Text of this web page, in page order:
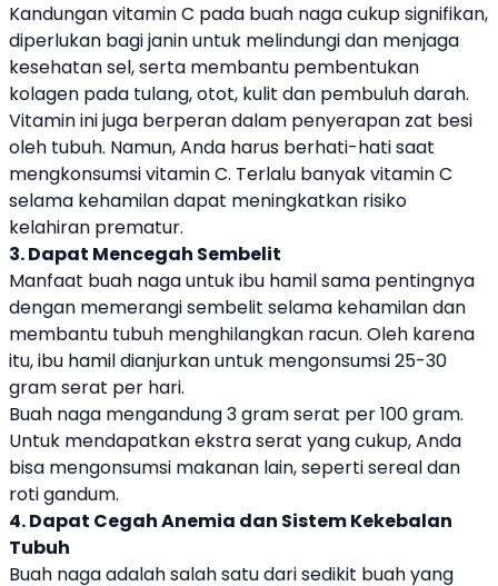
Kandungan vitamin C pada buah naga cukup signifikan,
diperlukan bagi janin untuk melindungi dan menjaga
kesehatan sel, serta membantu pembentukan
kolagen pada tulang, otot, kulit dan pembuluh darah.
Vitamin ini juga berperan dalam penyerapan zat besi
oleh tubuh. Namun, Anda harus berhati-hati saat
mengkonsumsi vitamin C. Terlalu banyak vitamin C
selama kehamilan dapat meningkatkan risiko
kelahiran prematur.
3. Dapat Mencegah Sembelit
Manfaat buah naga untuk ibu hamil sama pentingnya
dengan memerangi sembelit selama kehamilan dan
membantu tubuh menghilangkan racun. Oleh karena
itu, ibu hamil dianjurkan untuk mengonsumsi 25-30
gram serat per hari.
Buah naga mengandung 3 gram serat per 100 gram.
Untuk mendapatkan ekstra serat yang cukup, Anda
bisa mengonsumsi makanan lain, seperti sereal dan
roti gandum.
4. Dapat Cegah Anemia dan Sistem Kekebalan
Tubuh
Buah naga adalah salah satu dari sedikit buah yang